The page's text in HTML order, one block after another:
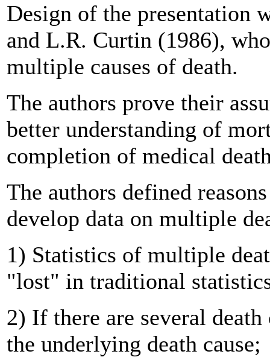
Design of the presentation
and L.R. Curtin (1986),
multiple causes of death.
The authors prove their
better understanding of
completion of medical
The authors defined
develop data on multiple
1) Statistics of multiple
"lost" in traditional
2) If there are several
the underlying death cause;